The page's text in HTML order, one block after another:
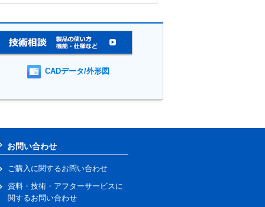
CADデータ/外形図
お問い合わせ
ご購入に関するお問い合わせ
資料・技術・アフターサービスに
関するお問い合わせ